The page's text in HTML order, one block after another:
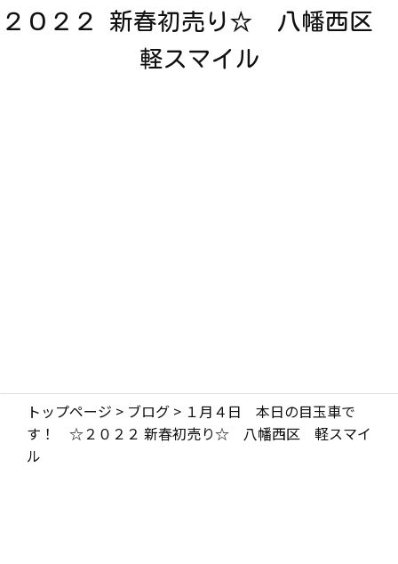
２０２２ 新春初売り☆ 八幡西区
軽スマイル
トップページ > ブログ > １月４日 本日の目玉車で
す！ ☆２０２２ 新春初売り☆ 八幡西区 軽スマイ
ル